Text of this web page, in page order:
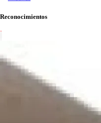
Reconocimientos